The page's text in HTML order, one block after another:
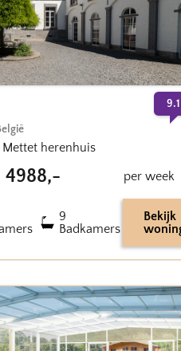
9.1
Mettet herenhuis
4988,- per week
9
Badkamers
Bekijk